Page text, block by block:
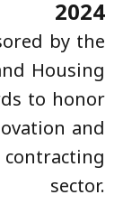
2024
by the
Housing
to honor
and
sector.